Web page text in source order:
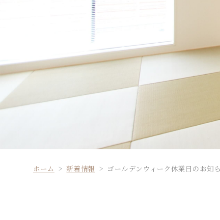
ホーム 新着情報 ゴールデンウィーク休業日のお知